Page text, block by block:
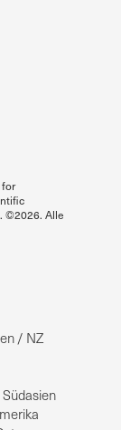
©2026. Alle
/ NZ